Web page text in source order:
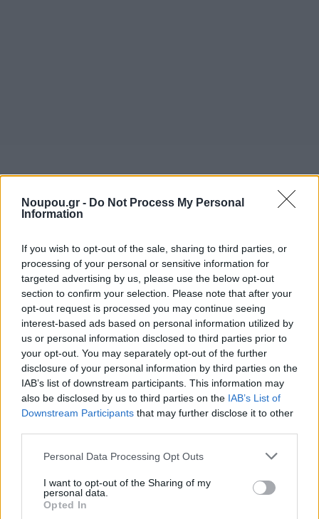
Noupou.gr - Do Not Process My Personal
Information
If you wish to opt-out of the sale, sharing to third parties, or
processing of your personal or sensitive information for
targeted advertising by us, please use the below opt-out
section to confirm your selection. Please note that after your
opt-out request is processed you may continue seeing
interest-based ads based on personal information utilized by
us or personal information disclosed to third parties prior to
your opt-out. You may separately opt-out of the further
disclosure of your personal information by third parties on the
IAB’s list of downstream participants. This information may
also be disclosed by us to third parties on the IAB’s List of
Downstream Participants that may further disclose it to other
Please note that this website/app uses one or more Google
not limited to your visit or usage behaviour. You may click to
grant or deny consent to Google and its third-party tags to
use your data for below specified purposes in below Google
Personal Data Processing Opt Outs
I want to opt-out of the Sharing of my
personal data.
Opted In